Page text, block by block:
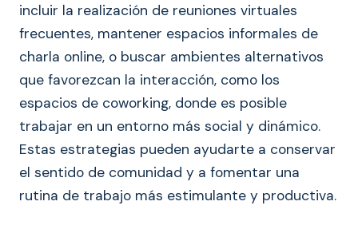
incluir la realización de reuniones virtuales
frecuentes, mantener espacios informales de
charla online, o buscar ambientes alternativos
que favorezcan la interacción, como los
espacios de coworking, donde es posible
trabajar en un entorno más social y dinámico.
Estas estrategias pueden ayudarte a conservar
el sentido de comunidad y a fomentar una
rutina de trabajo más estimulante y productiva.